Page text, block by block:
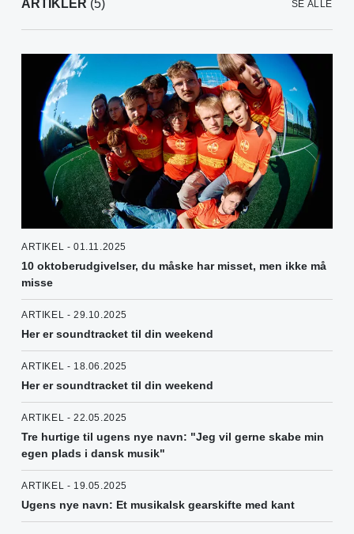
ARTIKLER (5) SE ALLE
ARTIKEL - 01.11.2025
10 oktoberudgivelser, du måske har misset, men ikke må
misse
ARTIKEL - 29.10.2025
Her er soundtracket til din weekend
ARTIKEL - 18.06.2025
Her er soundtracket til din weekend
ARTIKEL - 22.05.2025
Tre hurtige til ugens nye navn: "Jeg vil gerne skabe min
egen plads i dansk musik"
ARTIKEL - 19.05.2025
Ugens nye navn: Et musikalsk gearskifte med kant